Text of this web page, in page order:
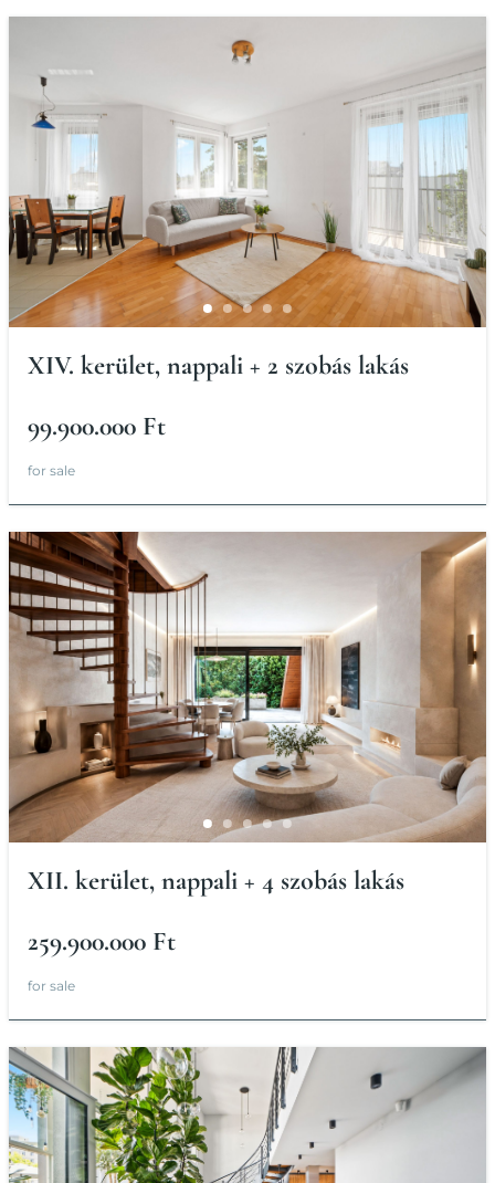
XIV. kerület, nappali + 2 szobás lakás
99.900.000 Ft
for sale
XII. kerület, nappali + 4 szobás lakás
259.900.000 Ft
for sale